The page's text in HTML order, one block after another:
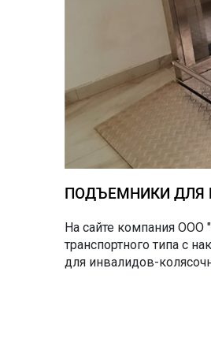
ПОДЪЕМНИКИ ДЛЯ
На сайте компания
транспортного типа с
для инвалидов-